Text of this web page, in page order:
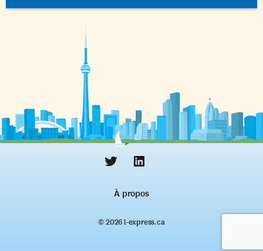
À propos
© 2026 l‑express.ca